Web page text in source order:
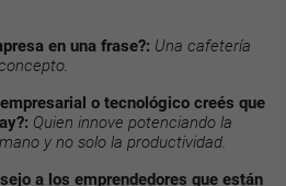
en una frase?: Una cafetería
o tecnológico creés que
Quien innove potenciando la
y no solo la productividad.
a los emprendedores que están